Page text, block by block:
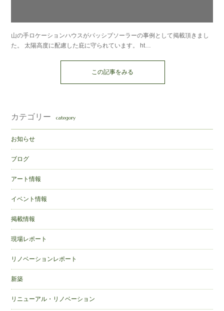
山の手ロケーションハウスがパッシブソーラーの事例として掲載頂きまし
た。 太陽高度に配慮した庇に守られています。 ht…
この記事をみる
カテゴリー category
お知らせ
ブログ
アート情報
イベント情報
掲載情報
現場レポート
リノベーションレポート
新築
リニューアル・リノベーション